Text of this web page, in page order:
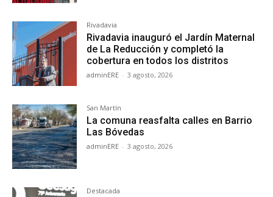
Rivadavia
Rivadavia inauguró el Jardín Maternal
de La Reducción y completó la
cobertura en todos los distritos
adminERE - 3 agosto, 2026
San Martín
La comuna reasfalta calles en Barrio
Las Bóvedas
adminERE - 3 agosto, 2026
Destacada